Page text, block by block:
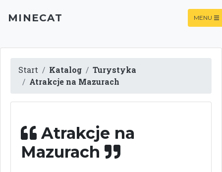
MINECAT MENU
Start Katalog
Turystyka
Atrakcje na Mazurach
Atrakcje na
Mazurach